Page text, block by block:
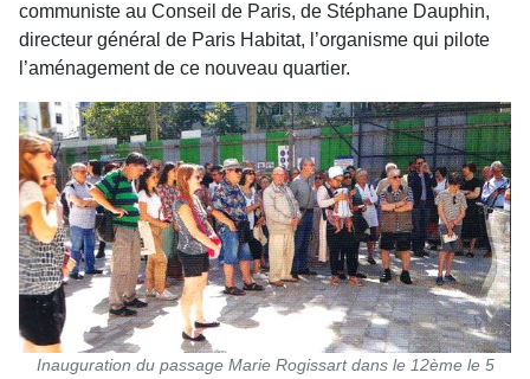
communiste au Conseil de Paris, de Stéphane Dauphin,
directeur général de Paris Habitat, l’organisme qui pilote
l’aménagement de ce nouveau quartier.
Inauguration du passage Marie Rogissart dans le 12ème le 5